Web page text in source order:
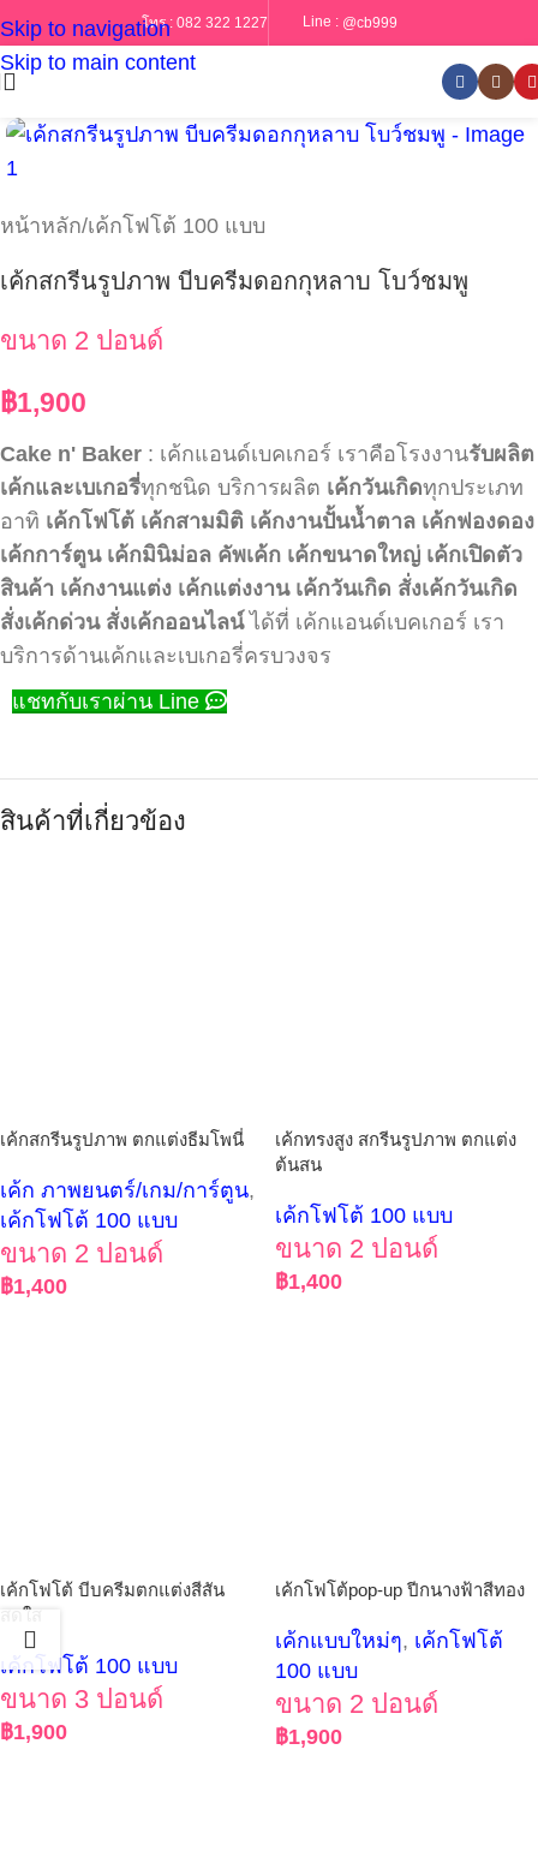
Skip to navigation
Skip to main content
โทร : 082 322 1227 Line : @cb999
หน้าหลัก/เค้กโฟโต้ 100 แบบ
เค้กสกรีนรูปภาพ บีบครีมดอกกุหลาบ โบว์ชมพู
ขนาด 2 ปอนด์
฿1,900
Cake n' Baker : เค้กแอนด์เบคเกอร์ เราคือโรงงานรับผลิต
เค้กและเบเกอรี่ทุกชนิด บริการผลิต เค้กวันเกิดทุกประเภท
อาทิ เค้กโฟโต้ เค้กสามมิติ เค้กงานปั้นน้ำตาล เค้กฟองดอง
เค้กการ์ตูน เค้กมินิม่อล คัพเค้ก เค้กขนาดใหญ่ เค้กเปิดตัว
สินค้า เค้กงานแต่ง เค้กแต่งงาน เค้กวันเกิด สั่งเค้กวันเกิด
สั่งเค้กด่วน สั่งเค้กออนไลน์ได้ที่ เค้กแอนด์เบคเกอร์ เรา
บริการด้านเค้กและเบเกอรี่ครบวงจร
แชทกับเราผ่าน Line
สินค้าที่เกี่ยวข้อง
เค้กสกรีนรูปภาพ ตกแต่งธีมโพนี่
เค้ก ภาพยนตร์/เกม/การ์ตูน,
เค้กโฟโต้ 100 แบบ
ขนาด 2 ปอนด์
฿1,400
เค้กทรงสูง สกรีนรูปภาพ ตกแต่ง
ต้นสน
เค้กโฟโต้ 100 แบบ
ขนาด 2 ปอนด์
฿1,400
เค้กโฟโต้ บีบครีมตกแต่งสีสัน
สดใส
เค้กโฟโต้ 100 แบบ
ขนาด 3 ปอนด์
฿1,900
เค้กโฟโต้pop-up ปีกนางฟ้าสีทอง
เค้กแบบใหม่ๆ, เค้กโฟโต้
100 แบบ
ขนาด 2 ปอนด์
฿1,900